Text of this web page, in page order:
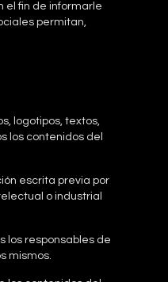
el fin de informarle
permitan,
logotipos, textos,
los contenidos del
escrita previa por
o industrial
los responsables de
mismos.